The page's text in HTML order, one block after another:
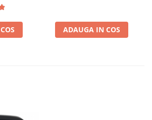
BGRKITBM004
ADAUGA IN COS